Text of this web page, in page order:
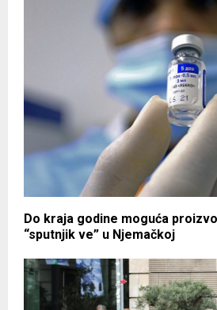
Do kraja godine moguća
“sputnjik ve” u Njemačkoj